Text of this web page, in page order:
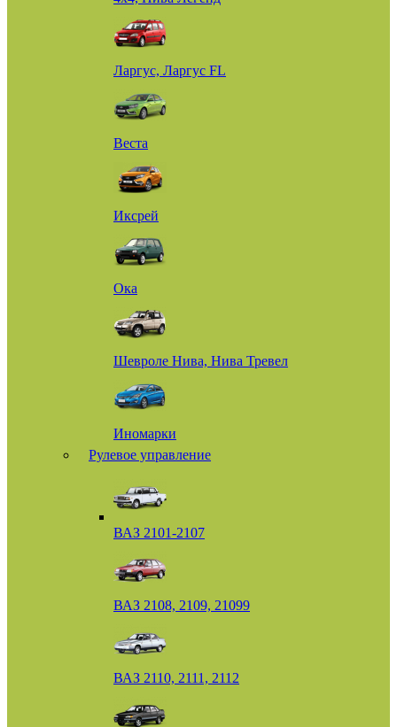
Ларгус, Ларгус FL
Веста
Иксрей
Ока
Шевроле Нива, Нива Тревел
Иномарки
Рулевое управление
ВАЗ 2101-2107
ВАЗ 2108, 2109, 21099
ВАЗ 2110, 2111, 2112